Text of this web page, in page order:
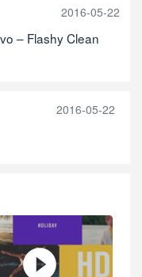
2016-05-22
– Flashy Clean
2016-05-22